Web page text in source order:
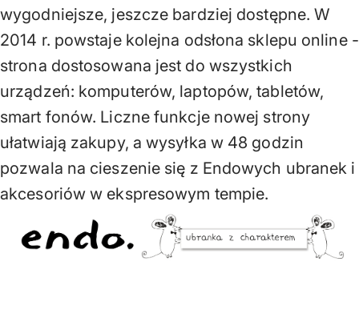
wygodniejsze, jeszcze bardziej dostępne. W
2014 r. powstaje kolejna odsłona sklepu online -
strona dostosowana jest do wszystkich
urządzeń: komputerów, laptopów, tabletów,
smart fonów. Liczne funkcje nowej strony
ułatwiają zakupy, a wysyłka w 48 godzin
pozwala na cieszenie się z Endowych ubranek i
akcesoriów w ekspresowym tempie.